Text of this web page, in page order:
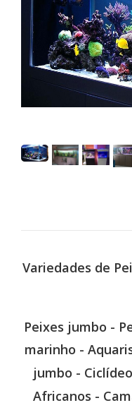
Variedades de
Peixes jumbo -
marinho -
jumbo -
Africanos -